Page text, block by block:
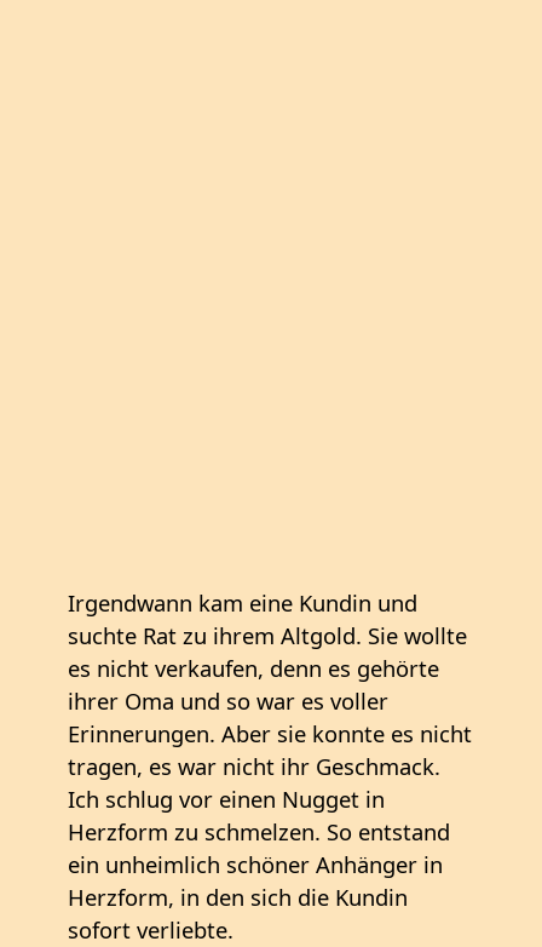
Irgendwann kam eine Kundin und
suchte Rat zu ihrem Altgold. Sie wollte
es nicht verkaufen, denn es gehörte
ihrer Oma und so war es voller
Erinnerungen. Aber sie konnte es nicht
tragen, es war nicht ihr Geschmack.
Ich schlug vor einen Nugget in
Herzform zu schmelzen. So entstand
ein unheimlich schöner Anhänger in
Herzform, in den sich die Kundin
sofort verliebte.